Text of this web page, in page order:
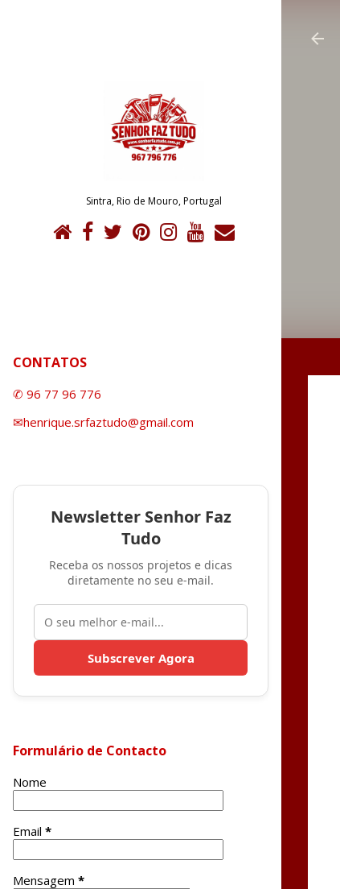
Sintra, Rio de Mouro, Portugal
CONTATOS
✆ 96 77 96 776
✉henrique.srfaztudo@gmail.com
Newsletter Senhor Faz
Tudo
Receba os nossos projetos e dicas
diretamente no seu e-mail.
Subscrever Agora
Formulário de Contacto
Nome
Email *
Mensagem *